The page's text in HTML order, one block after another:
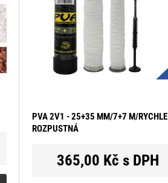
PVA 2V1 - 25+35 MM/7+7 M/RYCHLE
ROZPUSTNÁ
365,00 Kč s DPH